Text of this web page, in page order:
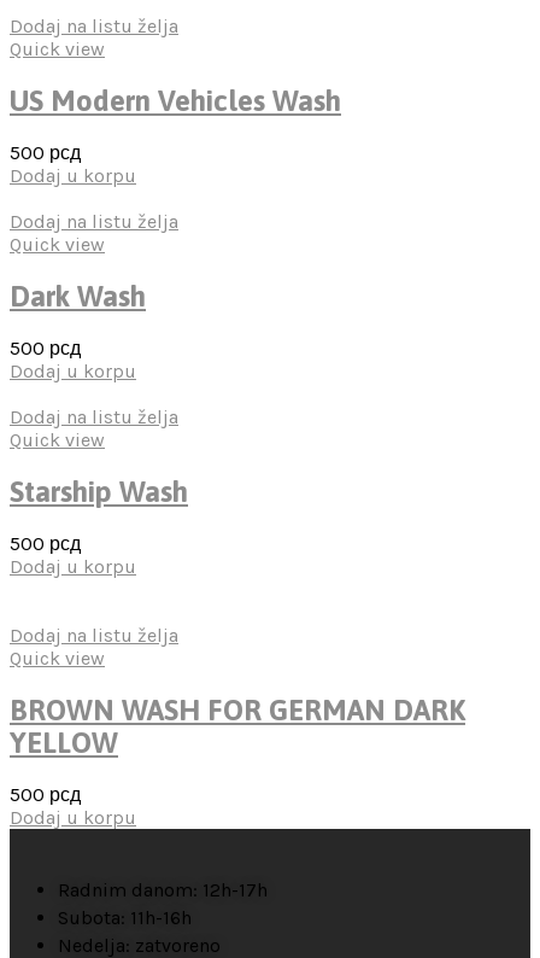
Dodaj na listu želja
Quick view
US Modern Vehicles Wash
500 рсд
Dodaj u korpu
Dodaj na listu želja
Quick view
Dark Wash
500 рсд
Dodaj u korpu
Dodaj na listu želja
Quick view
Starship Wash
500 рсд
Dodaj u korpu
Dodaj na listu želja
Quick view
BROWN WASH FOR GERMAN DARK
YELLOW
500 рсд
Dodaj u korpu
Radnim danom: 12h-17h
Subota: 11h-16h
Nedelja: zatvoreno